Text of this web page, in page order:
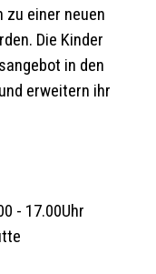
zu einer neuen
Die Kinder
in den
erweitern ihr
- 17.00Uhr